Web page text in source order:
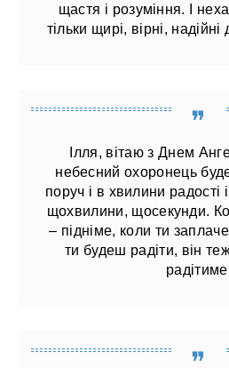
щастя і розуміння. І
тільки щирі, вірні, надійні
Ілля, вітаю з Днем
небесний охоронець
поруч і в хвилини радості
щохвилини, щосекунди.
– підніме, коли ти
ти будеш радіти, він